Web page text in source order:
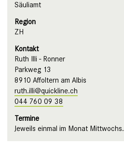
Säuliamt
Region
ZH
Kontakt
Ruth Illi - Ronner
Parkweg 13
8910 Affoltern am Albis
ruth.illi@quickline.ch
044 760 09 38
Termine
Jeweils einmal im Monat Mittwochs.